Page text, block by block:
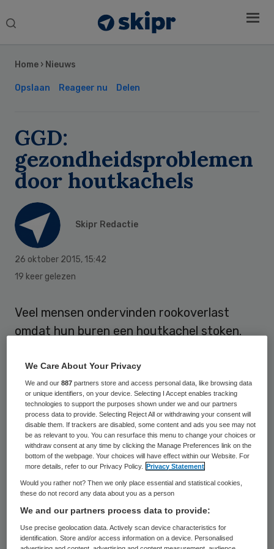
Search
Home › Nieuws
Opslaan Reageer nu Delen
GGD:
gezondheidsproblemen
door houtkachels
Skipr Redactie
26 oktober 2015, 15:42
19 keer gelezen
Veel mensen ondervinden rookoverlast
omdat hun buren een houtkachel stoken.
maar gemeenten hebben geen
mogelijkheden om dan in te grijpen, zo blijkt
uit onderzoek van de Gemeentelijke
Geneeskundige Dienst (GGD) in Groningen,
Drenthe en Friesland.
De noordelijke GGD’s hebben in
samenwerking met de Universiteit van
Utrecht onderzoek gedaan bij gezinnen
met ernstige klachten over houtrook
afkomstig van de buren. In veel gevallen
Sidebar
We Care About Your Privacy
We and our887 partners store and access personal data, like browsing data
or unique identifiers, on your device. Selecting I Accept enables tracking
technologies to support the purposes shown under we and our partners
process data to provide. Selecting Reject All or withdrawing your consent will
disable them. If trackers are disabled, some content and ads you see may not
be as relevant to you. You can resurface this menu to change your choices or
withdraw consent at any time by clicking the Manage Preferences link on the
bottom of the webpage. Your choices will have effect within our Website. For
more details, refer to our Privacy Policy.
Privacy Statement
Would you rather not? Then we only place essential and statistical cookies,
these do not record any data about you as a person
We and our partners process data to provide:
Use precise geolocation data. Actively scan device characteristics for
identification. Store and/or access information on a device. Personalised